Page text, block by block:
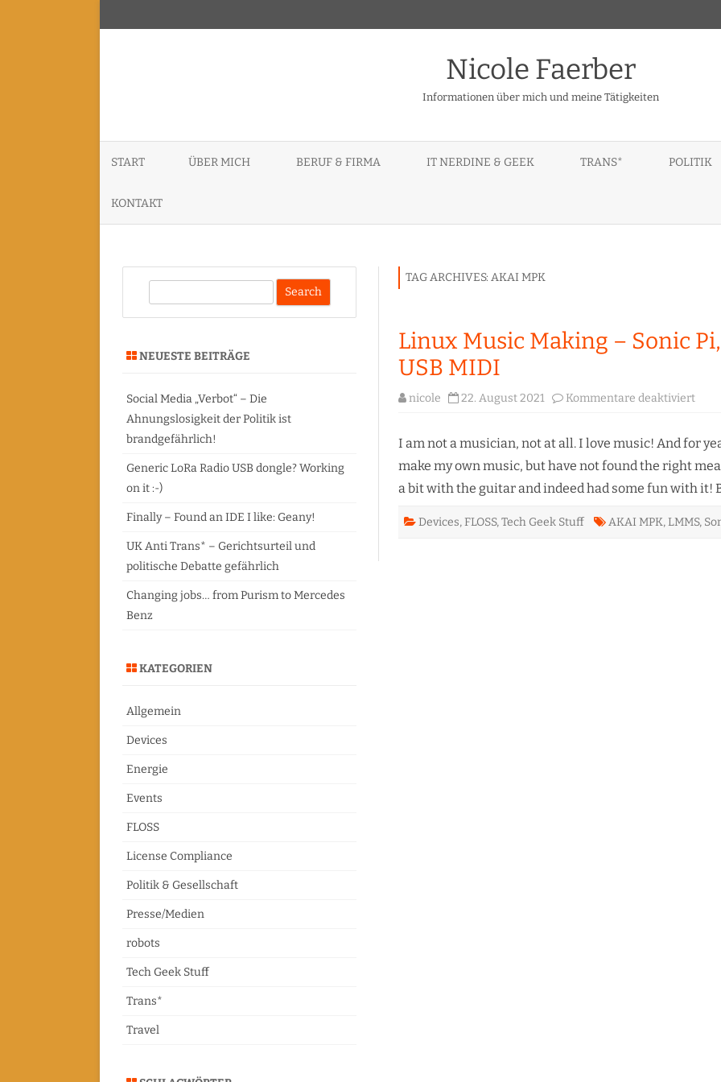
Nicole Faerber
Informationen über mich und meine Tätigkeiten
START ÜBER MICH BERUF & FIRMA
PURISM SPC
SACHVERSTÄNDIGE, FREIE
GUTACHTERIN
VORTRÄGE, KONFERENZEN
IT NERDINE & GEEK TRANS*
TSG BEGUTACHTUNG – NEIN
DANKE!
POLITIK
KONTAKT
TAG ARCHIVES:AKAI MPK
Linux Music Making – Sonic
USB MIDI
nicole 22. August 2021 Kommentare deaktiviert
–
Sonic
Pi,
MIDI
I am not a musician, not at all. I love music! And for
make my own music, but have not found the right
a bit with the guitar and indeed had some fun with it!
Devices,FLOSS,Tech Geek Stuff AKAI MPK,LMMS,
NEUESTE BEITRÄGE
Social Media „Verbot“ – Die
Ahnungslosigkeit der Politik ist
brandgefährlich!
Generic LoRa Radio USB dongle? Working
on it :-)
Finally – Found an IDE I like: Geany!
UK Anti Trans* – Gerichtsurteil und
politische Debatte gefährlich
Changing jobs… from Purism to Mercedes
Benz
KATEGORIEN
Allgemein
Devices
Energie
Events
FLOSS
License Compliance
Politik & Gesellschaft
Presse/Medien
robots
Tech Geek Stuff
Trans*
Travel